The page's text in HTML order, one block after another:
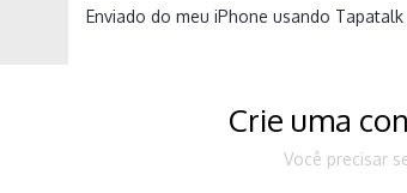
Enviado do meu iPhone usando Tapatalk
Crie uma
Você precisar